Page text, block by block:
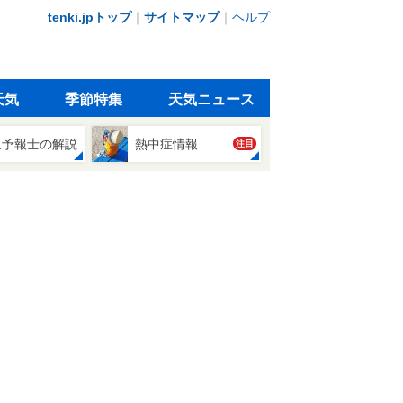
tenki.jpトップ｜ サイトマップ｜ ヘルプ
気 季節特集 天気ニュース
報士の解説 熱中症情報 注目